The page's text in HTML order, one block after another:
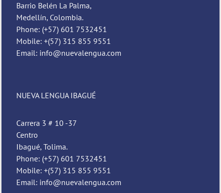
Barrio Belén La Palma,
Medellín, Colombia.
Phone: (+57) 601 7532451
Mobile: +(57) 315 855 9551
Email: info@nuevalengua.com
NUEVA LENGUA IBAGUÉ
Carrera 3 # 10 -37
Centro
Ibagué, Tolima.
Phone: (+57) 601 7532451
Mobile: +(57) 315 855 9551
Email: info@nuevalengua.com